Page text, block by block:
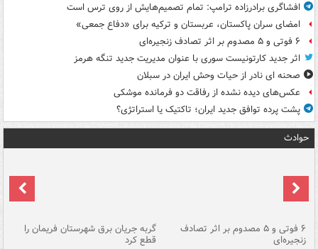
افشاگری برادرزاده ترامپ: تمام تصمیم‌هایش از روی ترس است
امضای سران پاکستان، عربستان و ترکیه برای «دفاع جمعی»
۶ فوتی و ۵ مصدوم بر اثر تصادف زنجیره‌ای
اثر جدید کارتونیست سوری با عنوان مدیریت جدید تنگه هرمز
صحنه ای نادر از حیات وحش ایران در سبلان
عکس‌های دیده نشده از رفاقت دو فرمانده‌ موشکی
پشت پرده توافق جدید ایران؛ تاکتیک یا استراتژی؟
حوادث
۶ فوتی و ۵ مصدوم بر اثر تصادف
زنجیره‌ای
گربه جریان برق شهرستان فریمان را
قطع کرد